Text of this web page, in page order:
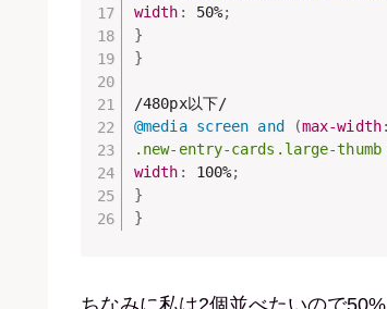
width : 50%;
}
}
/480px以下/
@media screen and (max-width:
.new-entry-cards.large-thumb
width : 100%;
}
}
ちなみに私は2個並べたいので